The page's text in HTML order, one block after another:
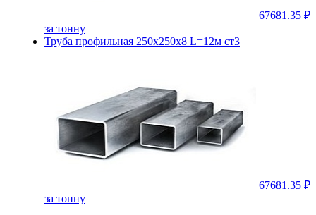
67681.35 ₽
за тонну
Труба профильная 250х250х8 L=12м ст3
67681.35 ₽
за тонну